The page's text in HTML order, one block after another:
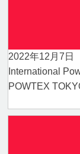
2022年12月7日
International
POWTEX